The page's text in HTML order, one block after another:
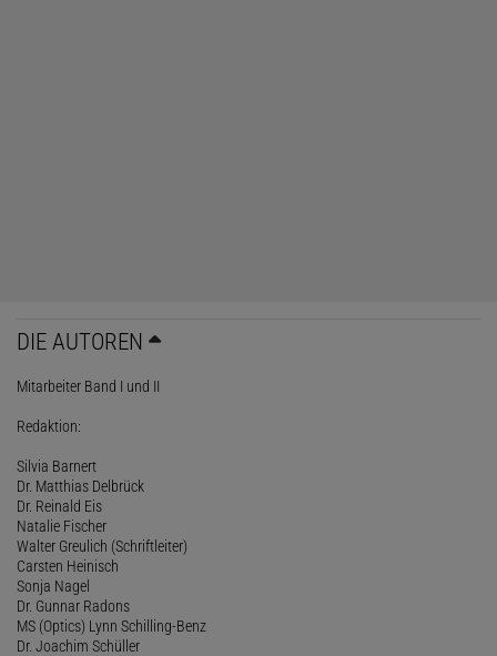
DIE AUTOREN
Mitarbeiter Band I und II
Redaktion:
Silvia Barnert
Dr. Matthias Delbrück
Dr. Reinald Eis
Natalie Fischer
Walter Greulich (Schriftleiter)
Carsten Heinisch
Sonja Nagel
Dr. Gunnar Radons
MS (Optics) Lynn Schilling-Benz
Dr. Joachim Schüller